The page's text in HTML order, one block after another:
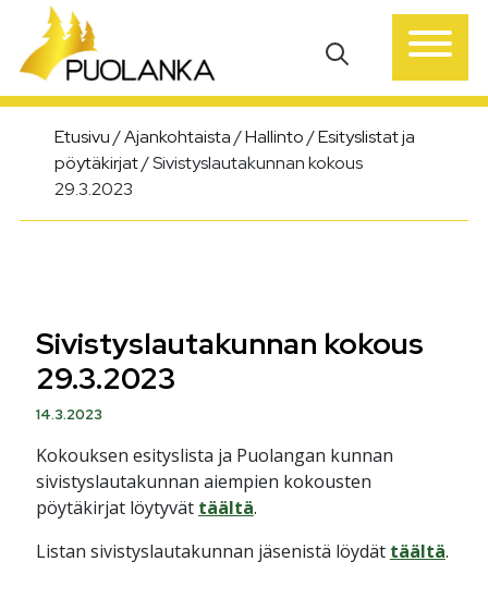
Päävalikko
Etusivu/Ajankohtaista/Hallinto/Esityslistat ja
pöytäkirjat/Sivistyslautakunnan kokous
29.3.2023
Sivistyslautakunnan kokous
29.3.2023
14.3.2023
Kokouksen esityslista ja Puolangan kunnan
sivistyslautakunnan aiempien kokousten
pöytäkirjat löytyvät täältä.
Listan sivistyslautakunnan jäsenistä löydät täältä.